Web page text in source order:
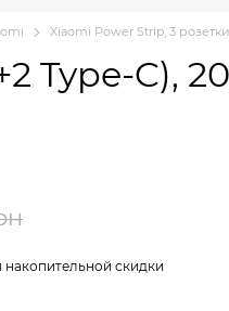
Xiaomi Power Strip, 3
Type-C),
скидки